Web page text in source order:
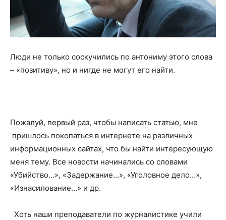
Люди не только соскучились по антониму этого слова
– «позитиву», но и нигде не могут его найти.
Пожалуй, первый раз, чтобы написать статью, мне
пришлось покопаться в интернете на различных
информационных сайтах, что бы найти интересующую
меня тему. Все новости начинались со словами
«Убийство…», «Задержание…», «Уголовное дело…»,
«Изнасилование…» и др.
Хоть наши преподаватели по журналистике учили